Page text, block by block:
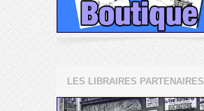
LES LIBRAIRES PARTENAIRES